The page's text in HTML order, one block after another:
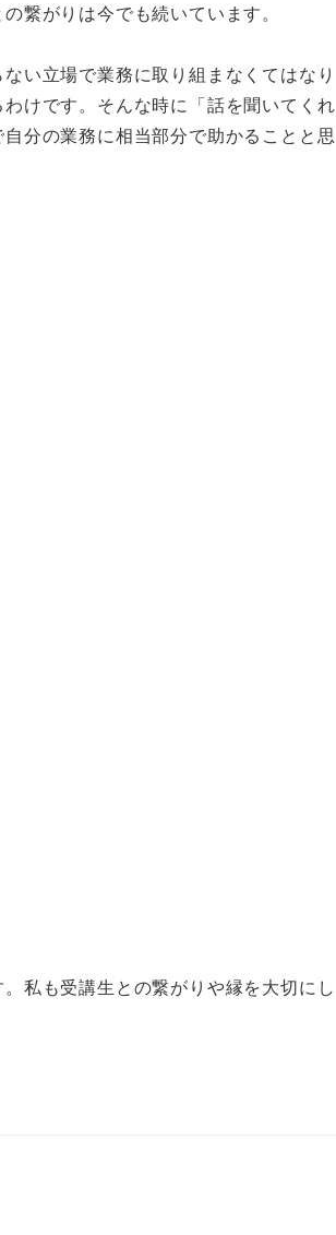
繋がりは今でも続いています。
い立場で業務に取り組まなくてはなり
けです。そんな時に「話を聞いてくれ
分の業務に相当部分で助かることと思
私も受講生との繋がりや縁を大切にし